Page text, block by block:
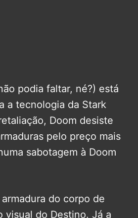
podia faltar, né?) está
a tecnologia da Stark
Doom desiste
pelo preço mais
sabotagem à Doom
do corpo de
visual do Destino. Já a